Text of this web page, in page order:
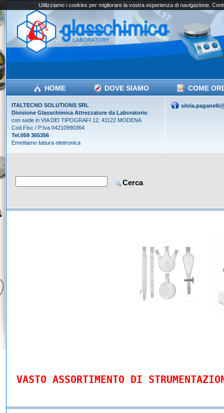
HOME DOVE SIAMO COME
ITALTECNO SOLUTIONS SRL
Divisione Glasschimica Attrezzature da Laboratorio
con sede in VIA DEI TIPOGRAFI 12, 41122 MODENA
Cod.Fisc / P.Iva 04210990364
Tel.059 365356
Emettiamo fattura elettronica
VASTO ASSORTIMENTO DI
Utilizziamo i cookies per migliorare la vostra esperienza di navigazione.